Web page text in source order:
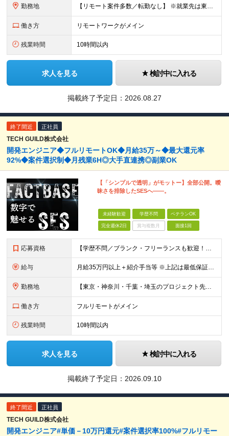
勤務地 【リモート案件多数／転勤なし】 ※就業先は東京、神奈川、埼玉、千葉の各プロジェクト先になります ※現状、リモートワーク8割、フルまたはハイブリッド勤務。 一部社員は、案件スタート時など必要に応じて出勤
働き方 リモートワークがメイン
残業時間 10時間以内
求人を見る 検討中に入れる
掲載終了予定日： 2026.08.27
終了間近 正社員
TECH GUILD株式会社
開発エンジニア◆フルリモートOK◆月給35万～◆最大還元率
92%◆案件選択制◆月残業6H◎大手直連携◎副業OK
【「シンプルで透明」がモットー】全部公開。曖
昧さを排除したSESへ――。
未経験歓迎 学歴不問 ベテランOK
完全週休2日 賞与複数月 面接1回
応募資格 【学歴不問／ブランク・フリーランスも歓迎！】 ●何かしらの言語での開発経験がある方（担当フェーズ・経験年数不問！） ※外国籍の方は日本語能力試験N1必須 ★こんな方にピッタリです！ ・還元率や評価制
給与 月給35万円以上＋紹介手当等 ※上記は最低保証額。前職給与を保証します ※固定残業代（30時間分／5万8594円以上）含む。超過分は別途全額支給 ※案件単価から「10万円（会社利益）」を引いた額が還元
勤務地 【東京・神奈川・千葉・埼玉のプロジェクト先】 ※転居を伴う転勤なし。ご希望や居住地を考慮して決定します。 ※リモートワーク導入案件多数（フルリモートもあり）。 ＜本社＞ 東京都品川区東五反田5-22
働き方 フルリモートがメイン
残業時間 10時間以内
求人を見る 検討中に入れる
掲載終了予定日： 2026.09.10
終了間近 正社員
TECH GUILD株式会社
開発エンジニア#単価－10万円還元#案件選択率100%#フルリモー